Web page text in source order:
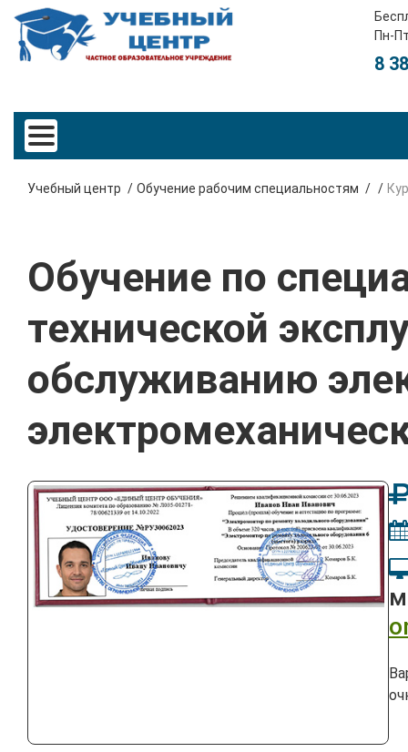
Пн-
8
Учебный центр Обучение рабочим специальностям
Обучение по
технической
обслуживанию